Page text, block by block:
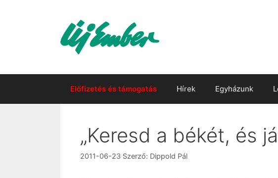
Előfizetés és támogatás Hírek Egyházunk
„Keresd a békét, és
2011-06-23 Szerző: Dippold Pál